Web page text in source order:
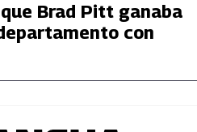
Brad Pitt ganaba
con